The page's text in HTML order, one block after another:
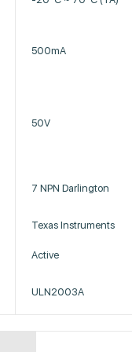
500mA
50V
7 NPN Darlington
Texas Instruments
Active
ULN2003A